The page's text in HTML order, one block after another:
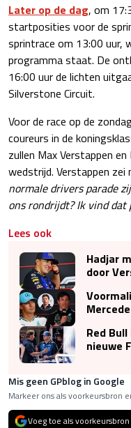
Later op de dag, om
startposities voor de
sprintrace om 13:00 uur,
programma staat. De
16:00 uur de lichten
Silverstone Circuit.
Voor de race op de
coureurs in de
zullen Max Verstappen
wedstrijd. Verstappen zei
normale drivers parade
ons rondrijdt? Ik vind
Lees ook
Hadjar
door
Red
nieuwe
Mis geen GPblog in Google
Markeer ons als voorkeursbron
Voeg toe als